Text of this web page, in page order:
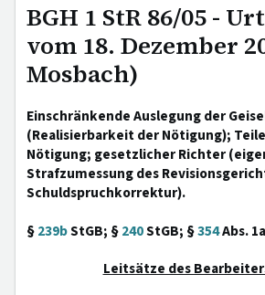
BGH 1 StR 86/05 -
vom 18. Dezember
Mosbach)
Einschränkende Auslegung der
(Realisierbarkeit der Nötigung);
Nötigung; gesetzlicher Richter
Strafzumessung des
Schuldspruchkorrektur).
§239bStGB; §240StGB; §354Abs.
Leitsätze des